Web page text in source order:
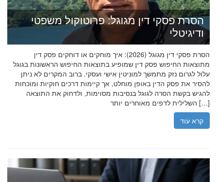
הסרת פסקי דין מגוגל: פרוטוקול משפטי
ודיגיטלי
הסרת פסקי דין מגוגל (2026): איך מוחקים או דוחקים פסק דין
מתוצאות החיפוש פסק דין שמופיע בתוצאות החיפוש הראשונות בגוגל
עלול לגרום נזק מתמשך למוניטין אישי ועסקי. ברוב המקרים לא ניתן
להסיר את פסק הדין באופן מוחלט, אך קיימות דרכים חוקיות ומוכחות
להגיש בקשת הסרה לגוגל בנסיבות מסוימות, ולדחוק את התוצאה
השלילית לדפים מאוחרים יותר […]
קרא עוד